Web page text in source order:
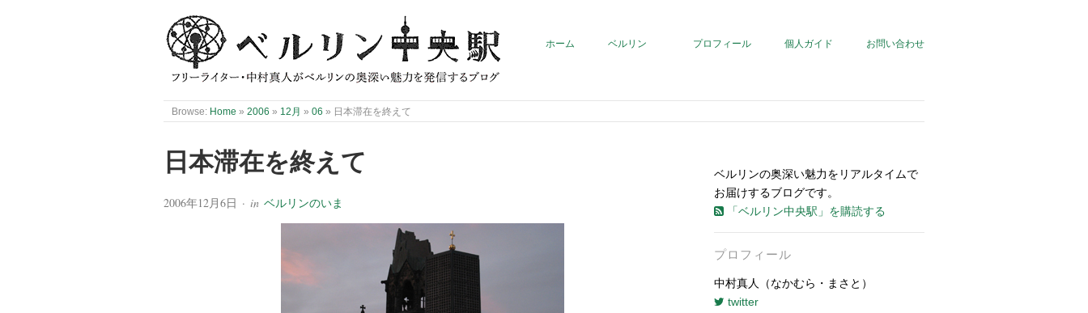
ホーム ベルリン プロフィール 個人ガイド お問い合わせ
Browse: Home » 2006 » 12月 » 06 » 日本滞在を終えて
日本滞在を終えて
2006年12月6日 · in ベルリンのいま
ベルリンの奥深い魅力をリアルタイムで
お届けするブログです。
「ベルリン中央駅」を購読する
プロフィール
中村真人（なかむら・まさと）
twitter